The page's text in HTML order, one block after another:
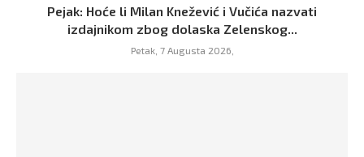
Pejak: Hoće li Milan Knežević i Vučića nazvati
izdajnikom zbog dolaska Zelenskog...
Petak, 7 Augusta 2026,